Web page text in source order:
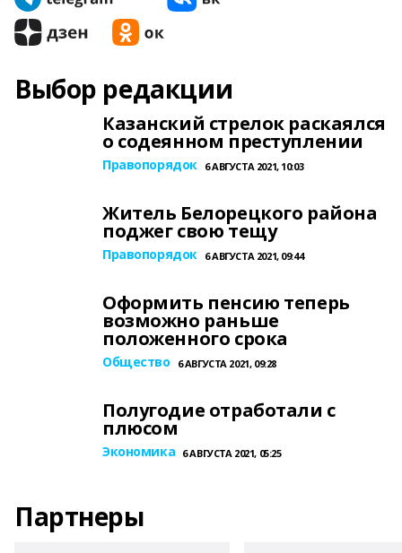
Выбор редакции
Казанский стрелок раскаялся
о содеянном преступлении
Правопорядок 6 АВГУСТА 2021, 10:03
Житель Белорецкого района
поджег свою тещу
Правопорядок 6 АВГУСТА 2021, 09:44
Оформить пенсию теперь
возможно раньше
положенного срока
Общество 6 АВГУСТА 2021, 09:28
Полугодие отработали с
плюсом
Экономика 6 АВГУСТА 2021, 05:25
Партнеры